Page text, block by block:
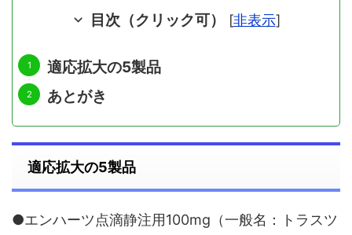
目次（クリック可） [非表示]
適応拡大の5製品
あとがき
適応拡大の5製品
●エンハーツ点滴静注用100mg（一般名：トラスツ